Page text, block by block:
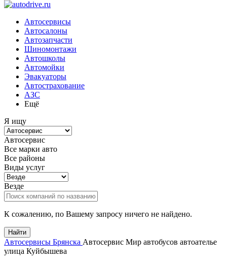
Автосервисы
Автосалоны
Автозапчасти
Шиномонтажи
Автошколы
Автомойки
Эвакуаторы
Автострахование
АЗС
Ещё
Я ищу
Автосервис
Все марки авто
Все районы
Виды услуг
Везде
К сожалению, по Вашему запросу ничего не найдено.
Найти
Автосервисы Брянска Автосервис Мир автобусов автоателье
улица Куйбышева